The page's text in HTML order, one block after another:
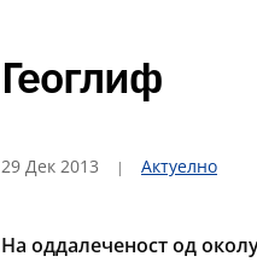
Геоглиф
29 Дек 2013 Актуелно
На оддалеченост од